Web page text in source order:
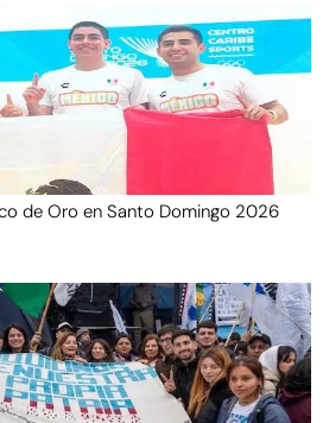
de Oro en Santo Domingo 2026